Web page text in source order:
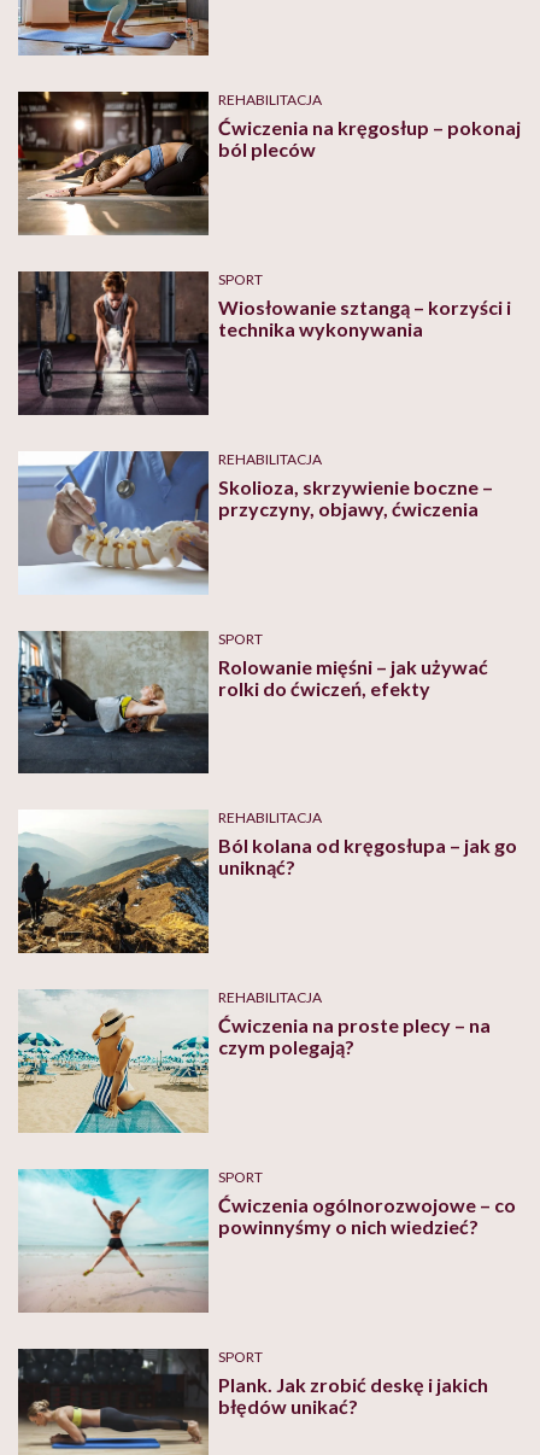
REHABILITACJA
Ćwiczenia na kręgosłup – pokonaj
ból pleców
SPORT
Wiosłowanie sztangą – korzyści i
technika wykonywania
REHABILITACJA
Skolioza, skrzywienie boczne –
przyczyny, objawy, ćwiczenia
SPORT
Rolowanie mięśni – jak używać
rolki do ćwiczeń, efekty
REHABILITACJA
Ból kolana od kręgosłupa – jak go
uniknąć?
REHABILITACJA
Ćwiczenia na proste plecy – na
czym polegają?
SPORT
Ćwiczenia ogólnorozwojowe – co
powinnyśmy o nich wiedzieć?
SPORT
Plank. Jak zrobić deskę i jakich
błędów unikać?